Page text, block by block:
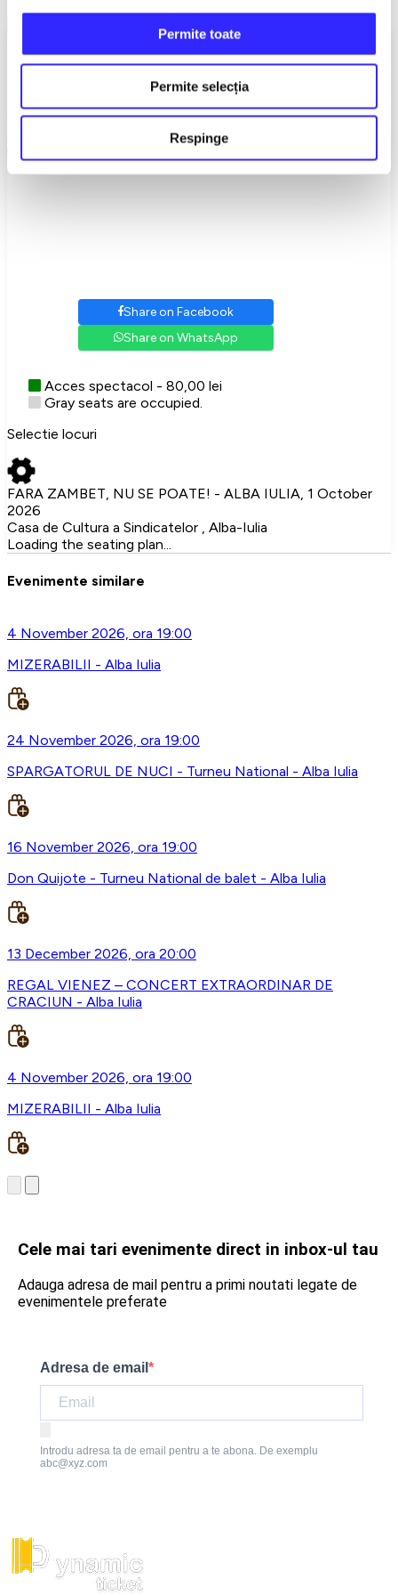
Permite toate
Permite selecția
Respinge
Acces spectacol - 80,00 lei
Venue
Casa de Cultura a Sindicatelor,Alba-Iulia
Share on Facebook
Share on WhatsApp
Acces spectacol - 80,00 lei
Gray seats are occupied.
Selectie locuri
FARA ZAMBET, NU SE POATE! - ALBA IULIA, 1 October
2026
Casa de Cultura a Sindicatelor , Alba-Iulia
Loading the seating plan...
Evenimente similare
4 November 2026, ora 19:00
MIZERABILII - Alba Iulia
24 November 2026, ora 19:00
SPARGATORUL DE NUCI - Turneu National - Alba Iulia
16 November 2026, ora 19:00
Don Quijote - Turneu National de balet - Alba Iulia
13 December 2026, ora 20:00
REGAL VIENEZ – CONCERT EXTRAORDINAR DE
CRACIUN - Alba Iulia
4 November 2026, ora 19:00
MIZERABILII - Alba Iulia
Cele mai tari evenimente direct in inbox-ul tau
Adauga adresa de mail pentru a primi noutati legate de
evenimentele preferate
Adresa de email
Introdu adresa ta de email pentru a te abona. De exemplu
abc@xyz.com